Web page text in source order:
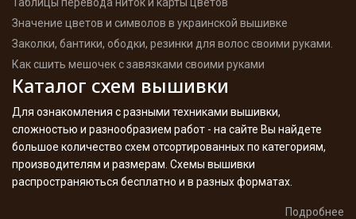
Значение цветов и символов в украинской вышивке
Заколки, бантики, ободки, резинки для волос своими руками.
Как сшить мешочек с завязками своими руками
Каталог схем вышивки
Для ознакомления с разными техниками вышивки,
сложностью и разнообразием работ - на сайте Вы найдете
большое количество схем отсортированных по категориям,
производителям и размерам. Схемы вышивки
распространяються бесплатно и в разных форматах.
Подробнее